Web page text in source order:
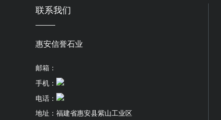
联系我们
惠安信誉石业
邮箱：
手机：
电话：
地址： 福建省惠安县紫山工业区